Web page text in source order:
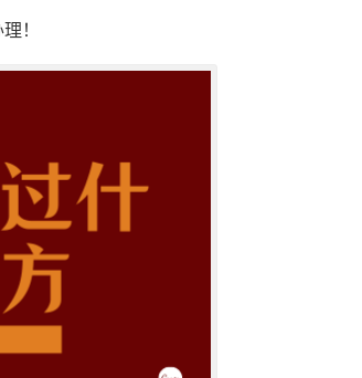
！